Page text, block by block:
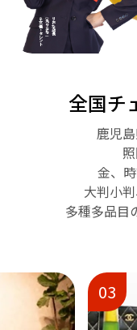
全国チ
鹿児
金、
大判小
多種多品目
01